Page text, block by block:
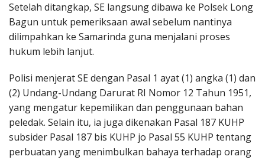
Setelah ditangkap, SE langsung dibawa ke Polsek Long
Bagun untuk pemeriksaan awal sebelum nantinya
dilimpahkan ke Samarinda guna menjalani proses
hukum lebih lanjut.
Polisi menjerat SE dengan Pasal 1 ayat (1) angka (1) dan
(2) Undang-Undang Darurat RI Nomor 12 Tahun 1951,
yang mengatur kepemilikan dan penggunaan bahan
peledak. Selain itu, ia juga dikenakan Pasal 187 KUHP
subsider Pasal 187 bis KUHP jo Pasal 55 KUHP tentang
perbuatan yang menimbulkan bahaya terhadap orang